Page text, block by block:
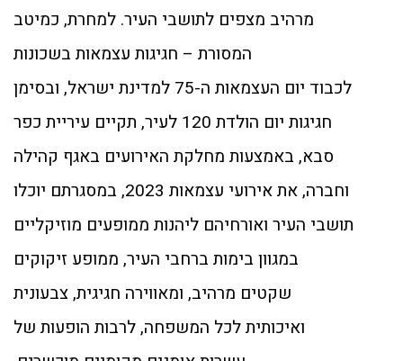
מרהיב מצפים לתושבי העיר. למחרת, כמיטב
המסורת – חגיגות עצמאות בשכונות
לכבוד יום העצמאות ה-75 למדינת ישראל, ובסימן
חגיגות יום הולדת 120 לעיר, תקיים עיריית כפר
סבא, באמצעות מחלקת האירועים באגף קהילה
וחברה, את אירועי עצמאות 2023, במסגרתם יוכלו
תושבי העיר ואורחיהם ליהנות ממופעים מוזיקליים
במגוון בימות ברחבי העיר, ממופע זיקוקים
שקטים מרהיב, ומאווירה חגיגית, צבעונית
ואיכותית לכל המשפחה, לרבות הופעות של